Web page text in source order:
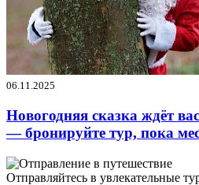
06.11.2025
Новогодняя сказка ждёт
— бронируйте тур, пока
Отправляйтесь в увлекательные